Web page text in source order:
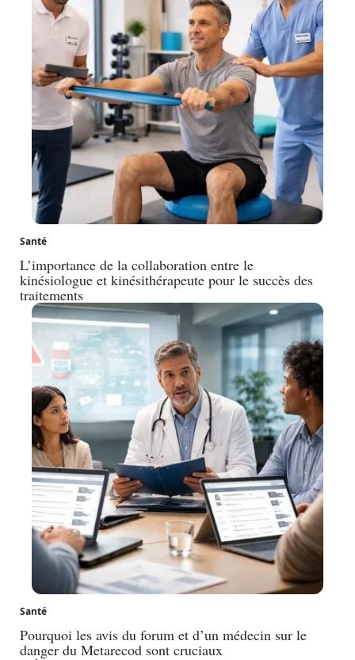
Santé
L’importance de la collaboration entre le
kinésiologue et kinésithérapeute pour le succès des
traitements
Santé
Pourquoi les avis du forum et d’un médecin sur le
danger du Metarecod sont cruciaux